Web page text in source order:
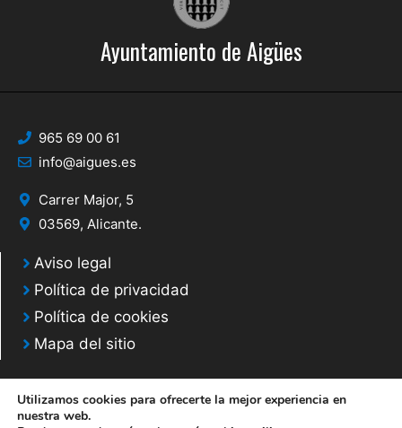
Ayuntamiento de Aigües
965 69 00 61
info@aigues.es
Carrer Major, 5
03569, Alicante.
Aviso legal
Política de privacidad
Política de cookies
Mapa del sitio
Utilizamos cookies para ofrecerte la mejor experiencia en
nuestra web.